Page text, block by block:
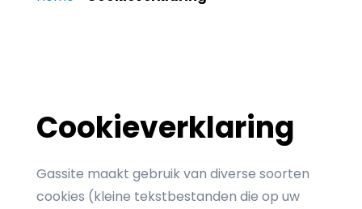
Cookieverklaring
Gassite maakt gebruik van diverse soorten
cookies (kleine tekstbestanden die op uw